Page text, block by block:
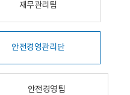
재무관리팀
안전경영관리단
안전경영팀